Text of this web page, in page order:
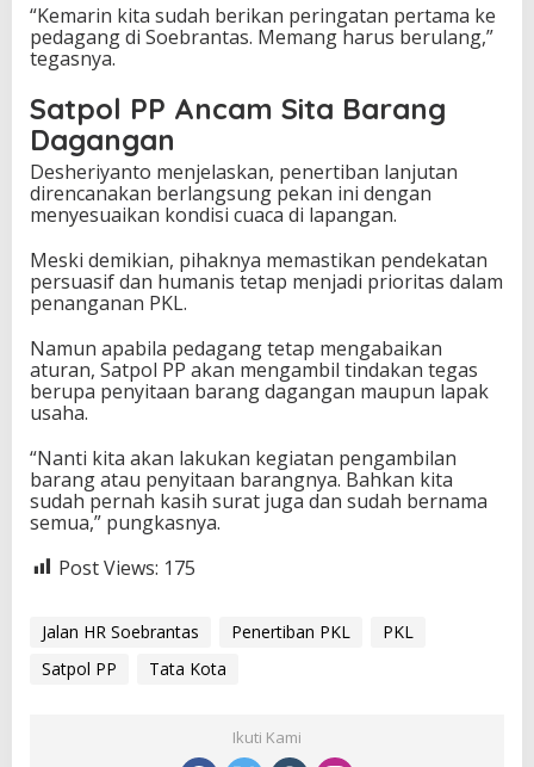
“Kemarin kita sudah berikan peringatan pertama ke
pedagang di Soebrantas. Memang harus berulang,”
tegasnya.
Satpol PP Ancam Sita Barang
Dagangan
Desheriyanto menjelaskan, penertiban lanjutan
direncanakan berlangsung pekan ini dengan
menyesuaikan kondisi cuaca di lapangan.
Meski demikian, pihaknya memastikan pendekatan
persuasif dan humanis tetap menjadi prioritas dalam
penanganan PKL.
Namun apabila pedagang tetap mengabaikan
aturan, Satpol PP akan mengambil tindakan tegas
berupa penyitaan barang dagangan maupun lapak
usaha.
“Nanti kita akan lakukan kegiatan pengambilan
barang atau penyitaan barangnya. Bahkan kita
sudah pernah kasih surat juga dan sudah bernama
semua,” pungkasnya.
Post Views: 175
Jalan HR Soebrantas Penertiban PKL
PKL
Satpol PP
Tata Kota
Ikuti Kami